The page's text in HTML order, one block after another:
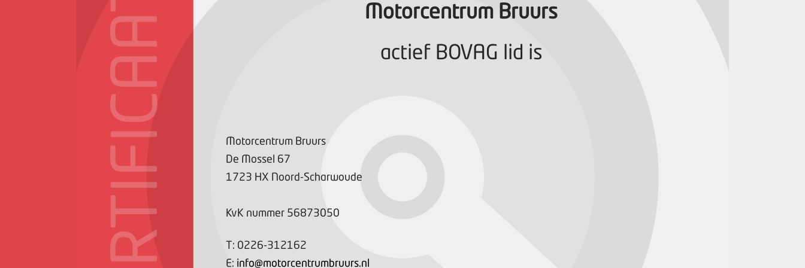
CERTIFICAAT
Motorcentrum Bruurs
actief BOVAG lid is
Motorcentrum Bruurs
De Mossel 67
1723 HX Noord-Scharwoude
KvK nummer 56873050
T: 0226-312162
E: info@motorcentrumbruurs.nl